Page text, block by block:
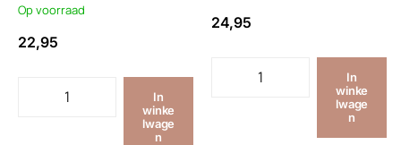
Op voorraad
22,95
In
winke
lwage
n
24,95
In
winke
lwage
n